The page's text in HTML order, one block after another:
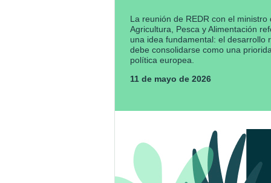
La reunión de REDR con el ministro
Agricultura, Pesca y Alimentación
una idea fundamental: el desarrollo
debe consolidarse como una
política europea.
11 de mayo de 2026